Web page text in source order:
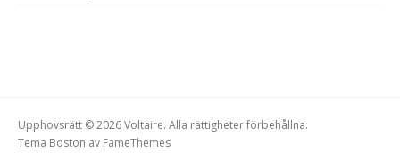
Upphovsrätt © 2026 Voltaire. Alla rättigheter förbehållna.
Tema Boston av FameThemes